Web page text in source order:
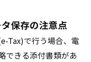
保存の注意点
Tax)で行う場合、電
できる添付書類があ